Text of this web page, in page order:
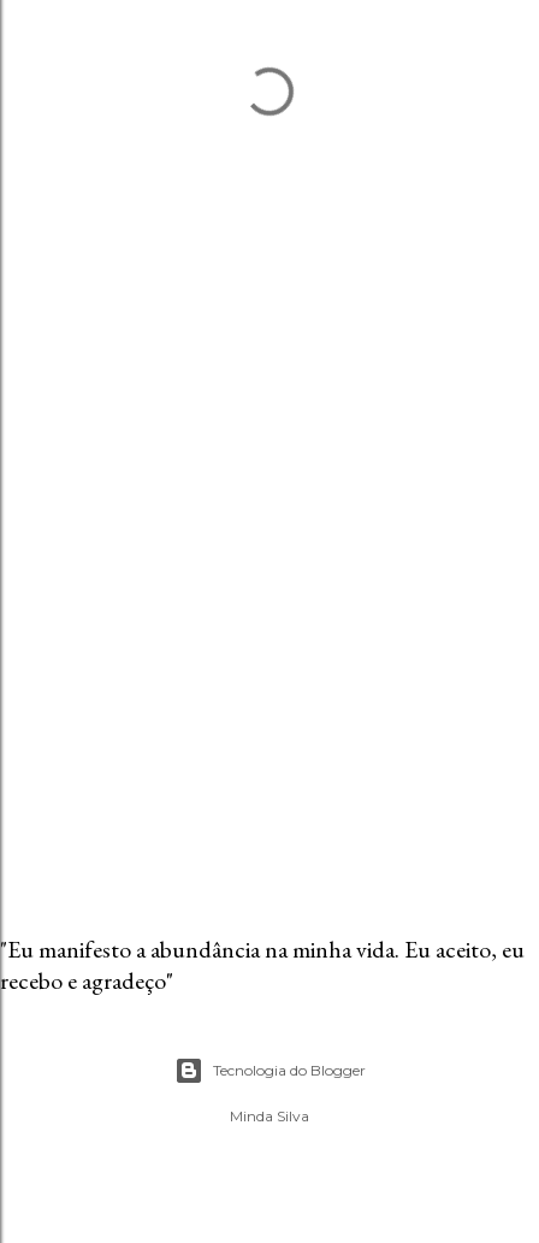
"Eu manifesto a abundância na minha vida. Eu aceito, eu
recebo e agradeço"
Tecnologia do Blogger
Minda Silva